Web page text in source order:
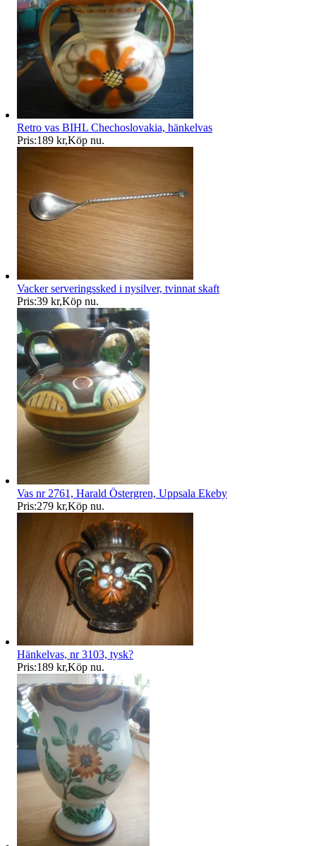
Retro vas BIHL Chechoslovakia, hänkelvas
Pris:189 kr,Köp nu.
Vacker serveringssked i nysilver, tvinnat skaft
Pris:39 kr,Köp nu.
Vas nr 2761, Harald Östergren, Uppsala Ekeby
Pris:279 kr,Köp nu.
Hänkelvas, nr 3103, tysk?
Pris:189 kr,Köp nu.